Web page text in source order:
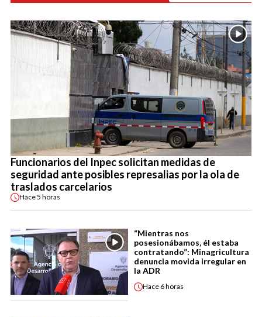
Funcionarios del Inpec solicitan medidas de
seguridad ante posibles represalias por la ola de
traslados carcelarios
Hace5 horas
“Mientras nos
posesionábamos, él estaba
contratando”: Minagricultura
denuncia movida irregular en
la ADR
Hace 6 horas